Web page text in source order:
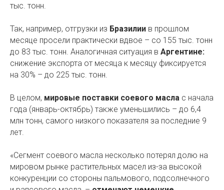
тыс. тонн.
Так, например, отгрузки из Бразилии в прошлом
месяце просели практически вдвое – со 155 тыс. тонн
до 83 тыс. тонн. Аналогичная ситуация в Аргентине:
снижение экспорта от месяца к месяцу фиксируется
на 30% – до 225 тыс. тонн.
В целом, мировые поставки соевого масла с начала
года (январь-октябрь) также уменьшились – до 6,4
млн тонн, самого низкого показателя за последние 9
лет.
«Сегмент соевого масла несколько потерял долю на
мировом рынке растительных масел из-за высокой
конкуренции со стороны пальмового, подсолнечного